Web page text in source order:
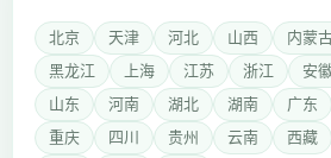
北京 天津 河北 山西 内蒙
黑龙江
上海 江苏 浙江 安
山东
河南 湖北 湖南 广东
重庆
四川 贵州 云南 西藏